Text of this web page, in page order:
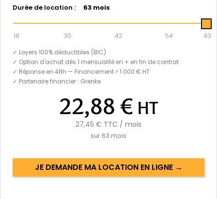
Durée de location : 63 mois
18 30 42 54
63
✓ Loyers 100% déductibles (BIC)
✓ Option d'achat dès 1 mensualité en + en fin de contrat
✓ Réponse en 48h — Financement > 1 000 € HT
✓ Partenaire financier : Grenke
22,88 € HT
27,45 € TTC / mois
sur 63 mois
JE DEMANDE MA LOCATION EN LIGNE →